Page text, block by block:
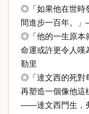
◎「如果他在世時
間進步一百年。
◎「他的一生原本
命運或許更令人
勒里
◎「達文西的死對
再塑造一個像他這
——達文西門生，